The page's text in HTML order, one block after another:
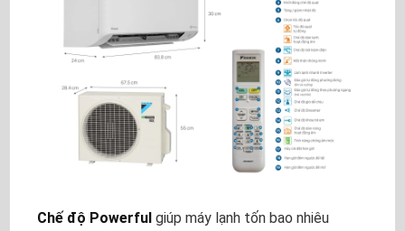
Chế độ Powerful giúp máy lạnh tốn bao nhiêu